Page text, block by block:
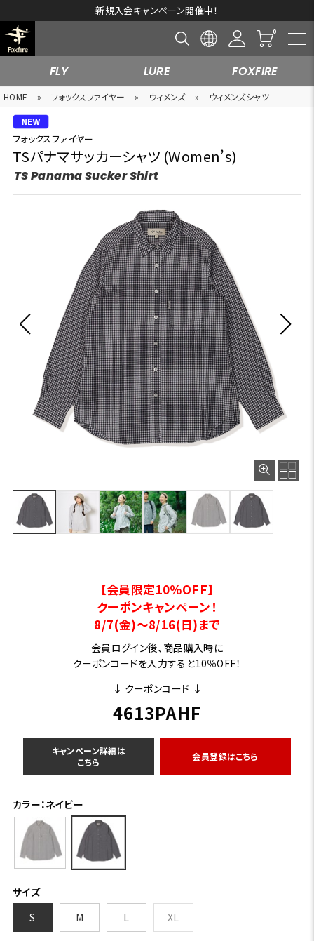
新規入会キャンペーン開催中！
FLY LURE FOXFIRE
HOME » フォックスファイヤー » ウィメンズ » ウィメンズシャツ
フォックスファイヤー
TSパナマサッカーシャツ (Women’s)
TS Panama Sucker Shirt
【会員限定10％OFF】
クーポンキャンペーン！
8/7(金)～8/16(日)まで
会員ログイン後、商品購入時に
クーポンコードを入力すると10％OFF！
↓ クーポンコード ↓
4613PAHF
キャンペーン詳細は
こちら
会員登録はこちら
カラー：ネイビー
サイズ
S
M L XL